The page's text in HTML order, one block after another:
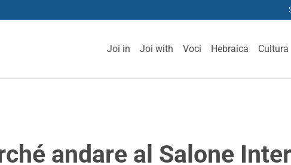
Joi in Joi with Voci Hebraica Cultura
andare al Salone